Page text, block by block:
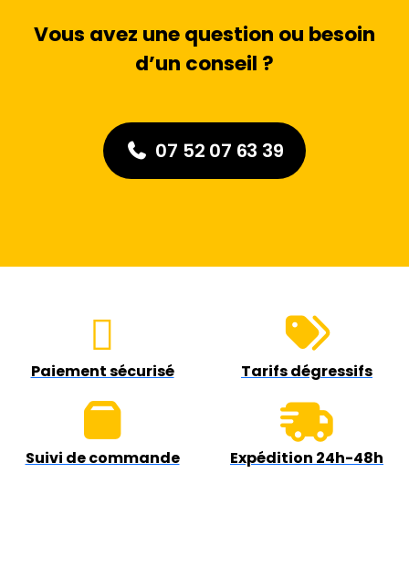
Vous avez une question ou besoin
d’un conseil ?
07 52 07 63 39
Paiement sécurisé Tarifs dégressifs
Suivi de commande Expédition 24h-48h